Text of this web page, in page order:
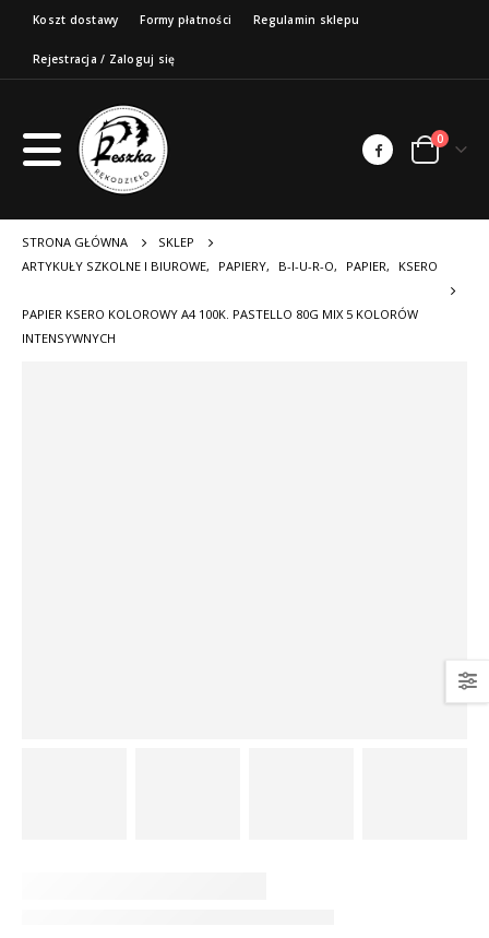
Koszt dostawy Formy płatności Regulamin sklepu
Rejestracja / Zaloguj się
0
STRONA GŁÓWNA
SKLEP
ARTYKUŁY SZKOLNE I BIUROWE, PAPIERY, B-I-U-R-O, PAPIER, KSERO
PAPIER KSERO KOLOROWY A4 100K. PASTELLO 80G MIX 5 KOLORÓW
INTENSYWNYCH